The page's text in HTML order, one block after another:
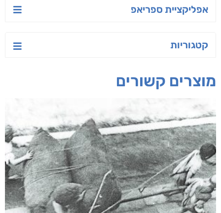
אפליקציית ספריאפ
קטגוריות
מוצרים קשורים